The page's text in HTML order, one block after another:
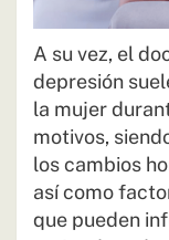
A su vez, el
depresión
la mujer
motivos,
los cambios
así como
que pueden